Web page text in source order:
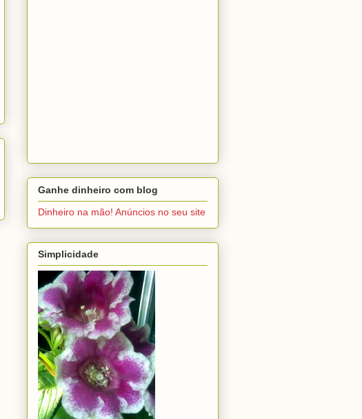
Ganhe dinheiro com blog
Dinheiro na mão! Anúncios no seu site
Simplicidade